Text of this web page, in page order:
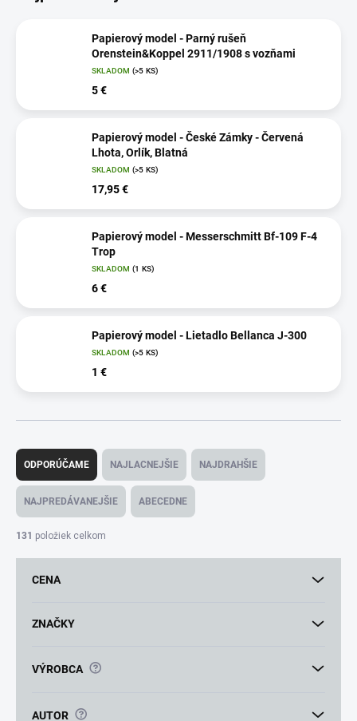
Papierový model - Parný rušeň
Orenstein&Koppel 2911/1908 s vozňami
SKLADOM (>5 KS)
5 €
Papierový model - České Zámky - Červená
Lhota, Orlík, Blatná
SKLADOM (>5 KS)
17,95 €
Papierový model - Messerschmitt Bf-109 F-4
Trop
SKLADOM (1 KS)
6 €
Papierový model - Lietadlo Bellanca J-300
SKLADOM (>5 KS)
1 €
R
d
n
i
ODPORÚČAME NAJLACNEJŠIE NAJDRAHŠIE
NAJPREDÁVANEJŠIE ABECEDNE
131 položiek celkom
CENA
ZNAČKY
VÝROBCA ?
AUTOR ?